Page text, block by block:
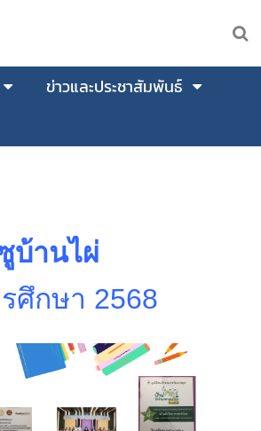
ข่าวและประชาสัมพันธ์
บ้านไผ่
ศึกษา 2568